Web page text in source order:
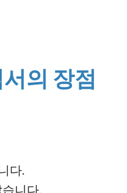
서의 장점
다.
니다.